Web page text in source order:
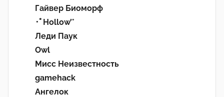
Гайвер Биоморф
･ﾟHollow’°
Леди Паук
Owl
Мисс Неизвестность
gamehack
Ангелок